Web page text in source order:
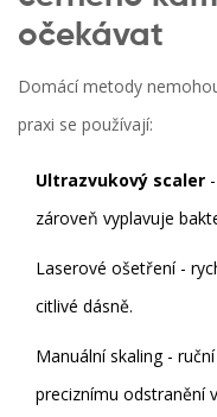
očekávat
Domácí metody
praxi se používají:
Ultrazvukový scaler
zároveň vyplavuje
Laserové ošetření -
citlivé dásně.
Manuální skaling -
preciznímu odstranění